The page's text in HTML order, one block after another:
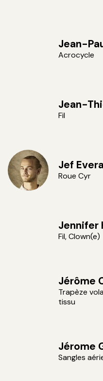
Jean-
Acrocycle
Jean-
Fil
Jef
Roue Cyr
Jennifer
Fil, Clown(e)
Jérôme
Trapèze
tissu
Jérome
Sangles